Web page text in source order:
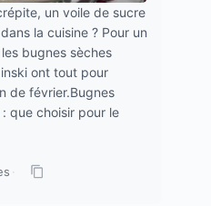
un voile de sucre
la cuisine ? Pour un
bugnes sèches
ont tout pour
de février.Bugnes
que choisir pour le
·